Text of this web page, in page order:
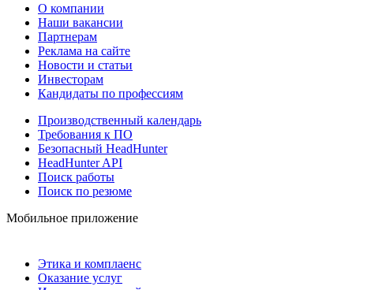
О компании
Наши вакансии
Партнерам
Реклама на сайте
Новости и статьи
Инвесторам
Кандидаты по профессиям
Производственный календарь
Требования к ПО
Безопасный HeadHunter
HeadHunter API
Поиск работы
Поиск по резюме
Мобильное приложение
Этика и комплаенс
Оказание услуг